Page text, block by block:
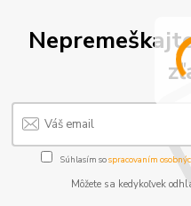
Súhlasím sospracovaním
Môžete sa kedykoľvek